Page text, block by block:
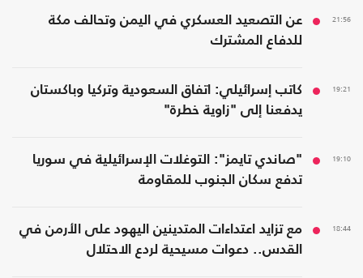
21:56
عن التصعيد العسكري في اليمن وتحالف مكة
للدفاع المشترك
19:21
كاتب إسرائيلي: اتفاق السعودية وتركيا وباكستان
يدفعنا إلى "زاوية خطرة"
19:10
"صاندي تايمز": التوغلات الإسرائيلية في سوريا
تدفع سكان الجنوب للمقاومة
18:44
مع تزايد اعتداءات المتدينين اليهود على الأرمن في
القدس.. دعوات مسيحية لردع الاحتلال